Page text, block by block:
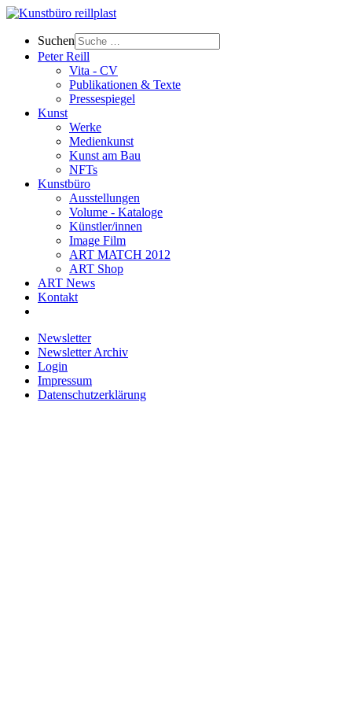
Suchen
Peter Reill
Vita - CV
Publikationen & Texte
Pressespiegel
Kunst
Werke
Medienkunst
Kunst am Bau
NFTs
Kunstbüro
Ausstellungen
Volume - Kataloge
Künstler/innen
Image Film
ART MATCH 2012
ART Shop
ART News
Kontakt
Newsletter
Newsletter Archiv
Login
Impressum
Datenschutzerklärung